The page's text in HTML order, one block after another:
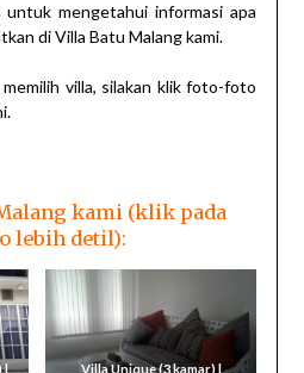
mengetahui informasi apa
di Villa Batu Malang kami.
villa, silakan klik foto-foto
kami (klik pada
lebih detil):
|
Villa Unique (3 kamar) |